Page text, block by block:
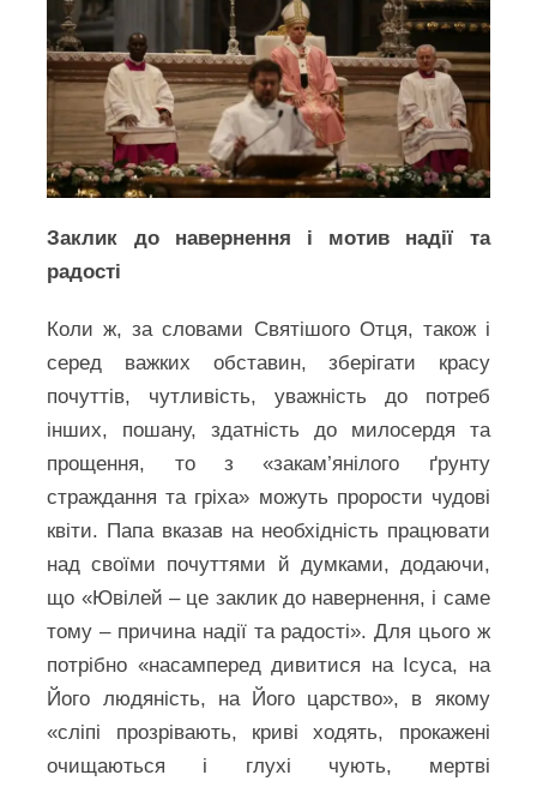
Заклик до навернення і мотив надії та
радості
Коли ж, за словами Святішого Отця, також і
серед важких обставин, зберігати красу
почуттів, чутливість, уважність до потреб
інших, пошану, здатність до милосердя та
прощення, то з «закам’янілого ґрунту
страждання та гріха» можуть прорости чудові
квіти. Папа вказав на необхідність працювати
над своїми почуттями й думками, додаючи,
що «Ювілей – це заклик до навернення, і саме
тому – причина надії та радості». Для цього ж
потрібно «насамперед дивитися на Ісуса, на
Його людяність, на Його царство», в якому
«сліпі прозрівають, криві ходять, прокажені
очищаються і глухі чують, мертві